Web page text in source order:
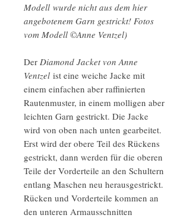
Modell wurde nicht aus dem hier
angebotenem Garn gestrickt! Fotos
vom Modell ©Anne Ventzel)
Der Diamond Jacket von Anne
Ventzel ist eine weiche Jacke mit
einem einfachen aber raffinierten
Rautenmuster, in einem molligen aber
leichten Garn gestrickt. Die Jacke
wird von oben nach unten gearbeitet.
Erst wird der obere Teil des Rückens
gestrickt, dann werden für die oberen
Teile der Vorderteile an den Schultern
entlang Maschen neu herausgestrickt.
Rücken und Vorderteile kommen an
den unteren Armausschnitten